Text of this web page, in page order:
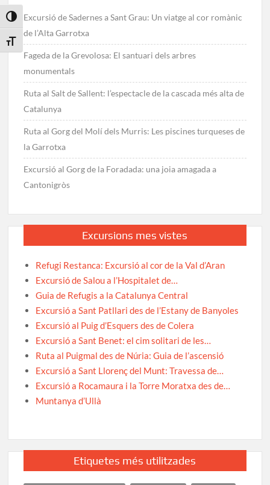
Toggle High Contrast
Toggle Font size
Excursió de Sadernes a Sant Grau: Un viatge al cor romànic
de l’Alta Garrotxa
Fageda de la Grevolosa: El santuari dels arbres
monumentals
Ruta al Salt de Sallent: l’espectacle de la cascada més alta de
Catalunya
Ruta al Gorg del Molí dels Murris: Les piscines turqueses de
la Garrotxa
Excursió al Gorg de la Foradada: una joia amagada a
Cantonigròs
Excursions mes vistes
Refugi Restanca: Excursió al cor de la Val d’Aran
Excursió de Salou a l’Hospitalet de…
Guia de Refugis a la Catalunya Central
Excursió a Sant Patllari des de l’Estany de Banyoles
Excursió al Puig d’Esquers des de Colera
Excursió a Sant Benet: el cim solitari de les…
Ruta al Puigmal des de Núria: Guia de l’ascensió
Excursió a Sant Llorenç del Munt: Travessa de…
Excursió a Rocamaura i la Torre Moratxa des de…
Muntanya d’Ullà
Etiquetes més utilitzades